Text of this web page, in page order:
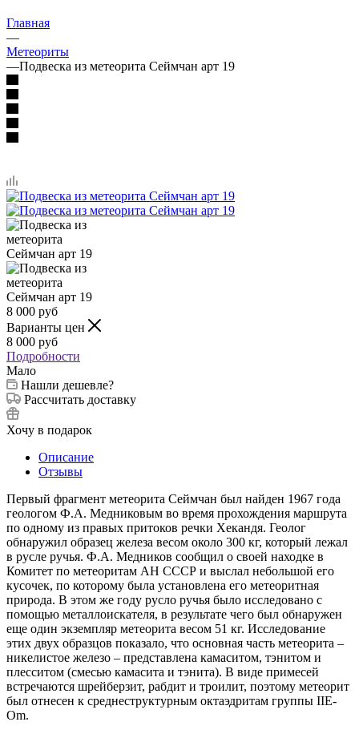
Главная
—
Метеориты
—Подвеска из метеорита Сеймчан арт 19
8 000 руб
Варианты цен
8 000 руб
Подробности
Мало
Нашли дешевле?
Рассчитать доставку
Хочу в подарок
Описание
Отзывы
Первый фрагмент метеорита Сеймчан был найден 1967 года
геологом Ф.А. Медниковым во время прохождения маршрута
по одному из правых притоков речки Хекандя. Геолог
обнаружил образец железа весом около 300 кг, который лежал
в русле ручья. Ф.А. Медников сообщил о своей находке в
Комитет по метеоритам АН СССР и выслал небольшой его
кусочек, по которому была установлена его метеоритная
природа. В этом же году русло ручья было исследовано с
помощью металлоискателя, в результате чего был обнаружен
еще один экземпляр метеорита весом 51 кг. Исследование
этих двух образцов показало, что основная часть метеорита –
никелистое железо – представлена камаситом, тэнитом и
плесситом (смесью камасита и тэнита). В виде примесей
встречаются шрейберзит, рабдит и троилит, поэтому метеорит
был отнесен к среднеструктурным октаэдритам группы IIE-
Om.